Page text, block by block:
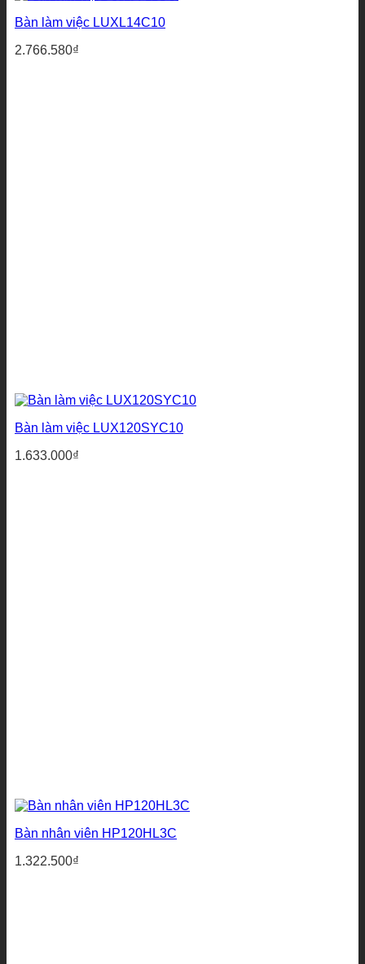
Bàn làm việc LUXL14C10
2.766.580₫
Bàn làm việc LUX120SYC10
1.633.000₫
Bàn nhân viên HP120HL3C
1.322.500₫